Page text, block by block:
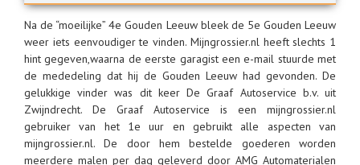
Na de “moeilijke” 4e Gouden Leeuw bleek de 5e Gouden Leeuw
weer iets eenvoudiger te vinden. Mijngrossier.nl heeft slechts 1
hint gegeven,waarna de eerste garagist een e-mail stuurde met
de mededeling dat hij de Gouden Leeuw had gevonden. De
gelukkige vinder was dit keer De Graaf Autoservice b.v. uit
Zwijndrecht. De Graaf Autoservice is een mijngrossier.nl
gebruiker van het 1e uur en gebruikt alle aspecten van
mijngrossier.nl. De door hem bestelde goederen worden
meerdere malen per dag geleverd door AMG Automaterialen